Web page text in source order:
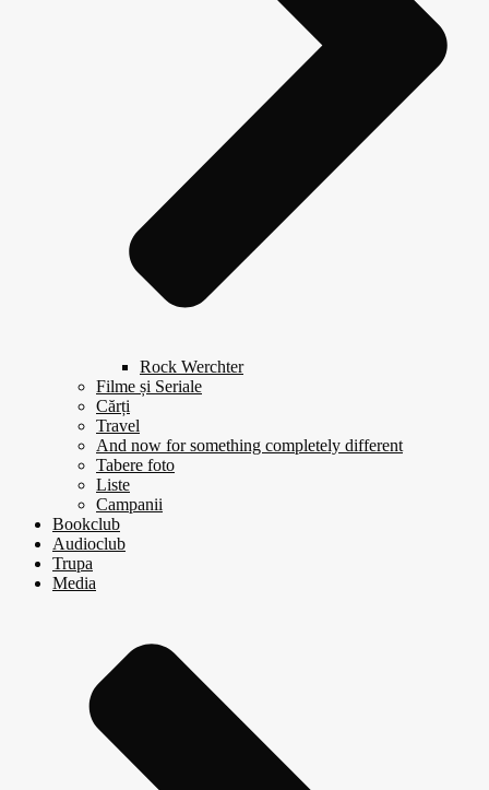
Rock Werchter
Filme și Seriale
Cărți
Travel
And now for something completely different
Tabere foto
Liste
Campanii
Bookclub
Audioclub
Trupa
Media